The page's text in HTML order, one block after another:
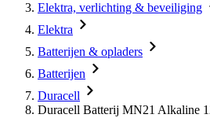
Elektra, verlichting & beveiliging
Elektra
Batterijen & opladers
Batterijen
Duracell
Duracell Batterij MN21 Alkaline